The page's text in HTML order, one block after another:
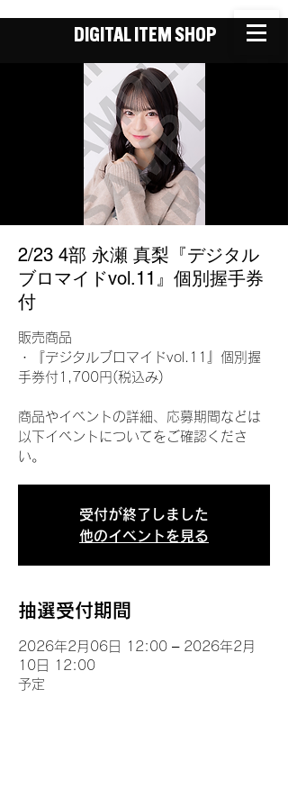
DIGITAL ITEM SHOP
2/23 4部 永瀬 真梨『デジタル
ブロマイドvol.11』個別握手券
付
販売商品
・『デジタルブロマイドvol.11』個別握
手券付1,700円(税込み)
商品やイベントの詳細、応募期間などは
以下イベントについてをご確認くださ
い。
受付が終了しました
他のイベントを見る
抽選受付期間
2026年2月06日 12:00 – 2026年2月
10日 12:00
予定